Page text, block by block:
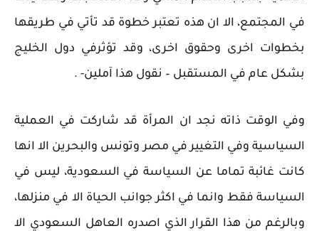
في المجتمع، الا ان هذه تعتبر خطوة قد تأتي في طريقها
بخطوات اخرى وحقوق اخرى، وقد تؤثرفي دول الخليج
بشكل عام في المستقبل – نقول هذا آملين- .
وفي الوقت ذاته نجد ان المرأة قد شاركت في العملية
السياسية وفي التغيير في مصر وتونس والبحرين الا انها
كانت غائبة تماما عن السياسة في السعودية، ليس في
السياسة فقط وانما في اكثر جوانب الحياة الا في منزلها،
وبالرغم من هذا القرار الذي اصدره العاهل السعودي الا